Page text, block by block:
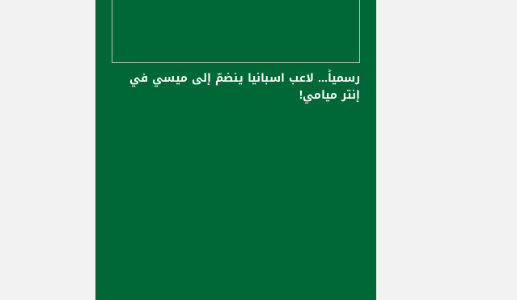
رسمياً... لاعب اسبانيا ينضمّ إلى ميسي في
إنتر ميامي!